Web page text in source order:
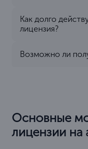
Как долго
лицензия?
Возможно ли
Основные
лицензии на